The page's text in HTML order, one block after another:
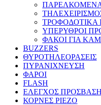
ΠΑΡΕΛΚΟΜΕΝΑ
ΥΠΕΡΥΘΡΟΙ
ΦΑΚΟΙ ΓΙΑ
BUZZERS
ΘΥΡΟΤΗΛΕΟΡΑΣΕΙΣ
ΠΥΡΑΝΙΧΝΕΥΣΗ
ΦΑΡΟΙ
FLASH
ΕΛΕΓΧΟΣ
ΚΟΡΝΕΣ PIEZO